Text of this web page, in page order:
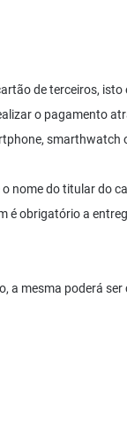
de terceiros, isto
o pagamento
smarthwatch
nome do titular do
é obrigatório a
a mesma poderá